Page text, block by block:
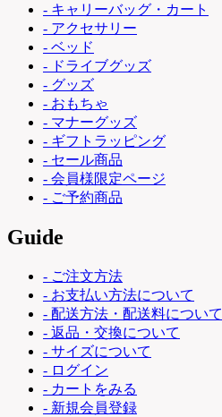
- キャリーバッグ・カート
- アクセサリー
- ベッド
- ドライブグッズ
- グッズ
- おもちゃ
- マナーグッズ
- ギフトラッピング
- セール商品
- 会員様限定ページ
- ご予約商品
Guide
- ご注文方法
- お支払い方法について
- 配送方法・配送料について
- 返品・交換について
- サイズについて
- ログイン
- カートをみる
- 新規会員登録